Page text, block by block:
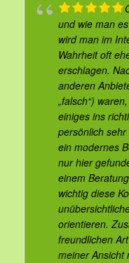
und wie man
wird man im
Wahrheit oft
erschlagen.
anderen
„falsch“)
einiges ins
persönlich
ein modernes
nur hier
einem
wichtig diese
orientieren.
freundlichen
meiner Ansicht